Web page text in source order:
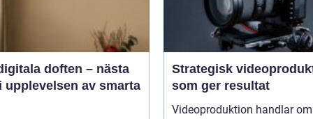
doften – nästa
upplevelsen av smarta
Strategisk
som ger resultat
Videoproduktion handlar